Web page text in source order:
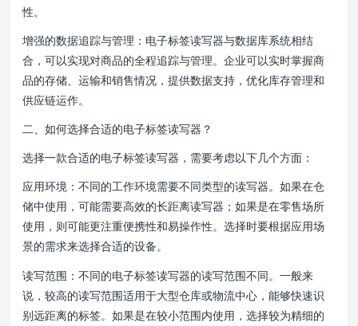
性。
增强的数据追踪与管理：电子标签读写器与数据库系统相结
合，可以实现对商品的全程追踪与管理。企业可以实时掌握商
品的存储、运输和销售情况，提供数据支持，优化库存管理和
供应链运作。
二、如何选择合适的电子标签读写器？
选择一款合适的电子标签读写器，需要考虑以下几个方面：
应用环境：不同的工作环境需要不同类型的读写器。如果在仓
储中使用，可能需要高效的长距离读写器；如果是在零售场所
使用，则可能更注重便携性和易操作性。选择时要根据应用场
景的需求来选择合适的设备。
读写范围：不同的电子标签读写器的读写范围不同。一般来
说，较高的读写范围适用于大型仓库或物流中心，能够快速识
别远距离的标签。如果是在较小范围内使用，选择较为精细的